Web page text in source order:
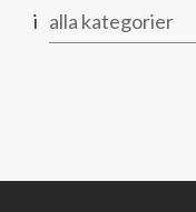
i alla kategorier